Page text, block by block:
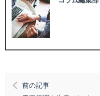
前の記事